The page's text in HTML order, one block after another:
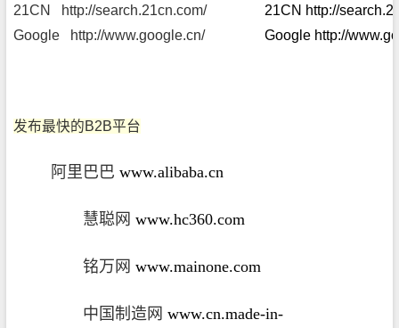
21CN http://search.21cn.com/
21CN http://
Google http://www.google.cn/
Google http://
发布最快的B2B平台
阿里巴巴 www.alibaba.cn
慧聪网 www.hc360.com
铭万网 www.mainone.com
中国制造网 www.cn.made-in-